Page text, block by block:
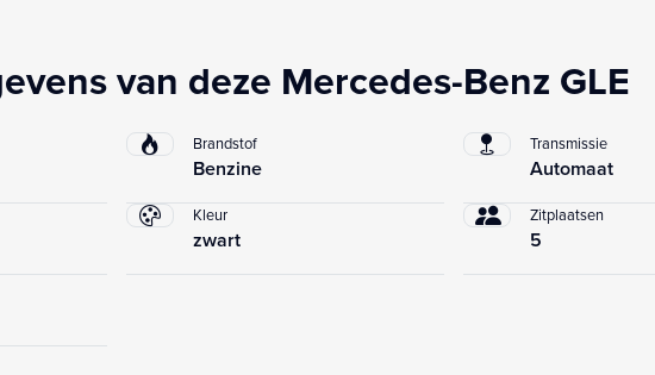
van deze Mercedes-Benz GLE
Brandstof
Benzine
Transmissie
Automaat
Kleur
zwart
Zitplaatsen
5